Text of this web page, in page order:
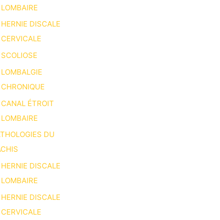
LOMBAIRE
HERNIE DISCALE
CERVICALE
SCOLIOSE
LOMBALGIE
CHRONIQUE
CANAL ÉTROIT
LOMBAIRE
DU
HERNIE DISCALE
LOMBAIRE
HERNIE DISCALE
CERVICALE